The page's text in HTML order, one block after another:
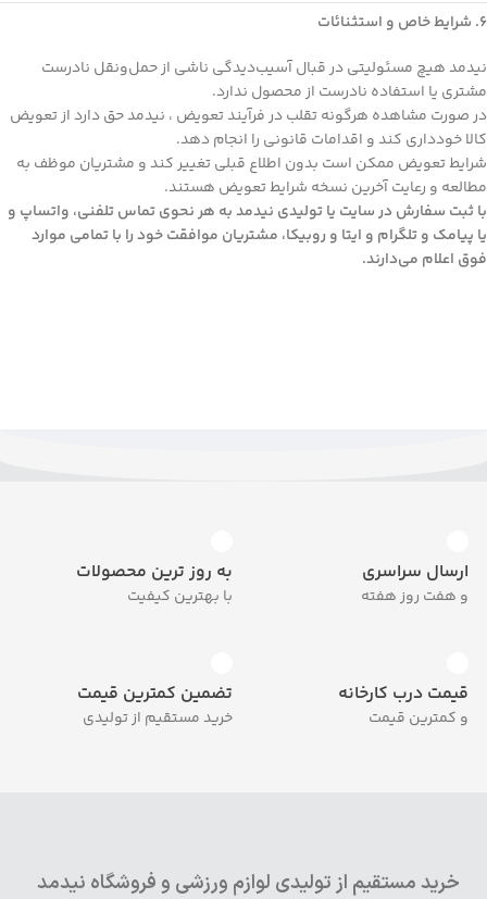
۶. شرایط خاص و استثنائات
نیدمد هیچ مسئولیتی در قبال آسیب‌دیدگی ناشی از حمل‌ونقل نادرست
مشتری یا استفاده نادرست از محصول ندارد.
در صورت مشاهده هرگونه تقلب در فرآیند تعویض ، نیدمد حق دارد از تعویض
کالا خودداری کند و اقدامات قانونی را انجام دهد.
شرایط تعویض ممکن است بدون اطلاع قبلی تغییر کند و مشتریان موظف به
مطالعه و رعایت آخرین نسخه شرایط تعویض هستند.
با ثبت سفارش در سایت یا تولیدی نیدمد به هر نحوی تماس تلفنی، واتساپ و
یا پیامک و تلگرام و ایتا و روبیکا، مشتریان موافقت خود را با تمامی موارد
فوق اعلام می‌دارند.
ارسال سراسری
و هفت روز هفته
به روز ترین محصولات
با بهترین کیفیت
قیمت درب کارخانه
و کمترین قیمت
تضمین کمترین قیمت
خرید مستقیم از تولیدی
خرید مستقیم از تولیدی لوازم ورزشی و فروشگاه نیدمد